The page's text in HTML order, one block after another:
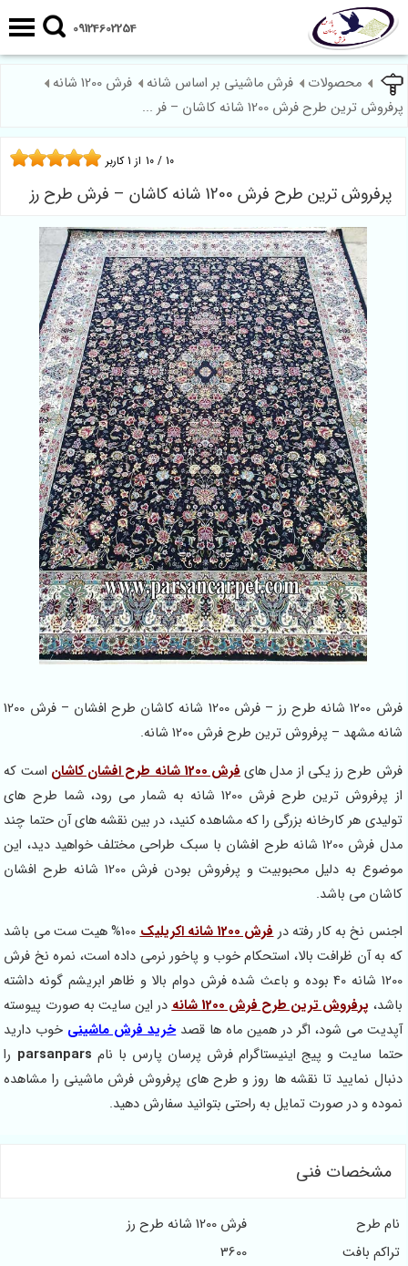
09124602254
محصولات فرش ماشینی بر اساس شانه
فرش 1200 شانه
پرفروش ترین طرح فرش 1200 شانه کاشان – فر ...
پرفروش ترین طرح فرش 1200 شانه کاشان – فرش طرح رز
10 / 10 از 1کاربر
فرش 1200 شانه طرح رز – فرش 1200 شانه کاشان طرح افشان – فرش 1200
شانه مشهد – پرفروش ترین طرح فرش 1200 شانه.
فرش طرح رز یکی از مدل هایفرش 1200 شانه طرح افشان کاشان
است که
از پرفروش ترین طرح فرش 1200 شانه به شمار می رود، شما طرح های
تولیدی هر کارخانه بزرگی را که مشاهده کنید، در بین نقشه های آن حتما چند
مدل فرش 1200 شانه طرح افشان با سبک طراحی مختلف خواهید دید، این
موضوع به دلیل محبوبیت و پرفروش بودن فرش 1200 شانه طرح افشان
کاشان می باشد.
اجنس نخ به کار رفته درفرش 1200 شانه اکریلیک
100% هیت ست می باشد
که به آن ظرافت بالا، استحکام خوب و پاخور نرمی داده است، نمره نخ فرش
1200 شانه 40 بوده و باعث شده فرش دوام بالا و ظاهر ابریشم گونه داشته
باشد، پرفروش ترین طرح فرش 1200 شانه
در این سایت به صورت پیوسته
آپدیت می شود، اگر در همین ماه ها قصدخرید فرش ماشینی خوب دارید
حتما سایت و پیج اینیستاگرام فرش پرسان پارس با نام parsanpars را
دنبال نمایید تا نقشه ها روز و طرح های پرفروش فرش ماشینی را مشاهده
نموده و در صورت تمایل به راحتی بتوانید سفارش دهید.
مشخصات فنی
نام طرح
فرش 1200 شانه طرح رز
تراکم بافت
3600